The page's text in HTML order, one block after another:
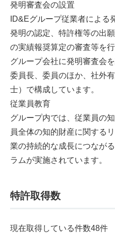
発明審査会の設置
ID&Eグループ従業者による
発明の認定、特許権等の出
の実績報奨算定の審査等を
グループ会社に発明審査会
委員長、委員のほか、社外
士）で構成しています。
従業員教育
グループ内では、従業員の
員全体の知的財産に関する
業の持続的な成長につなが
ラムが実施されています。
特許取得数
現在取得している件数48件